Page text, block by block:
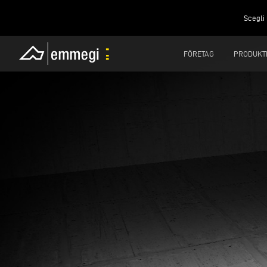
Scegli
FÖRETAG